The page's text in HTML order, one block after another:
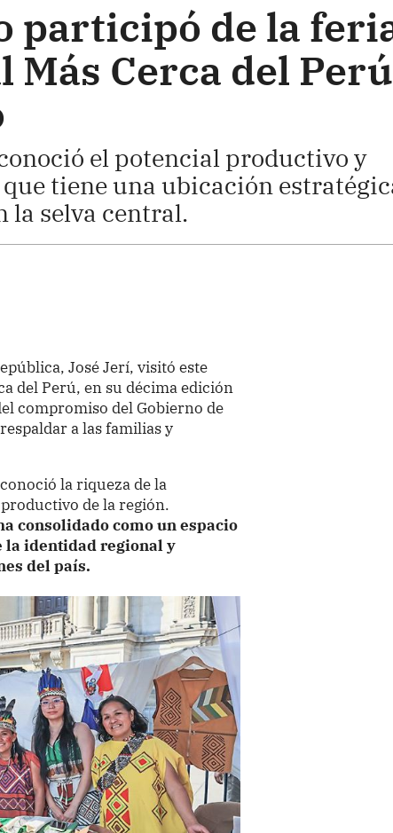
participó de la
Cerca del
el potencial productivo y
tiene una ubicación
la selva central.
José Jerí, visitó este
del Perú, en su décima edición
compromiso del Gobierno de
a las familias y
la riqueza de la
de la región.
consolidado como un espacio
la identidad regional y
del país.